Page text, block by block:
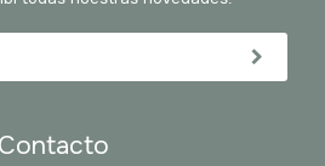
Contacto